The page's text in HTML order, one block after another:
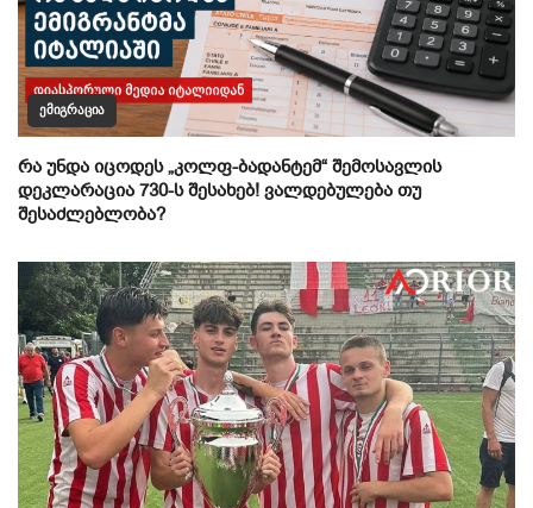
ᲔᲛᲘᲒᲠᲐᲪᲘᲐ
რა უნდა იცოდეს „კოლფ-ბადანტემ“ შემოსავლის
დეკლარაცია 730-ს შესახებ! ვალდებულება თუ
შესაძლებლობა?